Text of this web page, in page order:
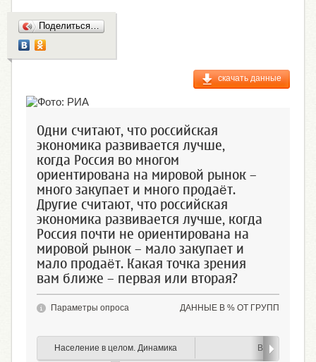
скачать данные
Одни считают, что российская
экономика развивается лучше,
когда Россия во многом
ориентирована на мировой рынок –
много закупает и много продаёт.
Другие считают, что российская
экономика развивается лучше, когда
Россия почти не ориентирована на
мировой рынок – мало закупает и
мало продаёт. Какая точка зрения
вам ближе – первая или вторая?
ДАННЫЕ В % ОТ ГРУПП
Параметры опроса
Население в целом. Динамика Возраст
Поделиться…